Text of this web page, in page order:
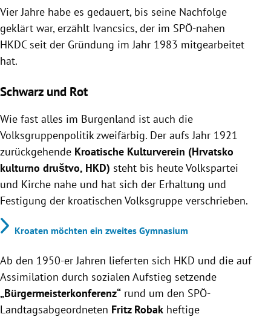
Vier Jahre habe es gedauert, bis seine Nachfolge
geklärt war, erzählt Ivancsics, der im SPÖ-nahen
HKDC seit der Gründung im Jahr 1983 mitgearbeitet
hat.
Schwarz und Rot
Wie fast alles im Burgenland ist auch die
Volksgruppenpolitik zweifärbig. Der aufs Jahr 1921
zurückgehende Kroatische Kulturverein (Hrvatsko
kulturno društvo, HKD) steht bis heute Volkspartei
und Kirche nahe und hat sich der Erhaltung und
Festigung der kroatischen Volksgruppe verschrieben.
Kroaten möchten ein zweites Gymnasium
Ab den 1950-er Jahren lieferten sich HKD und die auf
Assimilation durch sozialen Aufstieg setzende
„Bürgermeisterkonferenz“ rund um den SPÖ-
Landtagsabgeordneten Fritz Robak heftige